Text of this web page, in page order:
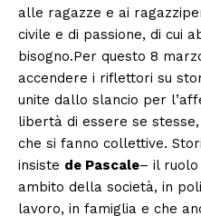
alle ragazze e ai
civile e di passione, di cui
bisogno.Per questo 8
accendere i riflettori su
unite dallo slancio per
libertà di essere se
che si fanno collettive.
insiste de Pascale– il ruolo
ambito della società, in
lavoro, in famiglia e che